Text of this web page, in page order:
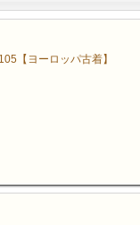
【ヨーロッパ古着】